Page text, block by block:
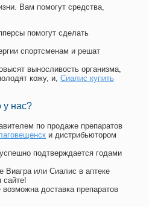
Вам помогут средства,
помогут сделать
спортсменам и решат
выносливость организма,
кожу, и, Сиалис купить
у нас?
по продаже препаратов
и дистрибьютором
подтверждается годами
Виагра или Сиалис в аптеке
сайте!
доставка препаратов